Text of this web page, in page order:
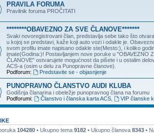
PRAVILA FORUMA
Pravilnik foruma PROČITATI
********OBAVEZNO ZA SVE ČLANOVE*******
Svaki novoregistrovani član, predstavlja sebe tako što
u kojoj se predstavi, kaže koji auto vozi i odakle je.
svom profilu imate napisano odakle ste(Mesto:), i koliko
imate(Godina:)! Postavljanjem nove poruke u "OBAVEZNO
ČLANOVE" ostvarujete mogućnost da pišete i u ostalim
ACS-a (osim u delu za Punopravne članove).
Podforum:
Predstavite se - objasnjenje
PUNOPRAVNO ČLANSTVO AUDI KLUBA
Godišnja članarina i obeležje punopravnog člana na forumu
Podforumi:
Članstvo i članska karta ACS, VIP članske
104280 • Ukupno tema 9182 • Ukupno članova 8343 •